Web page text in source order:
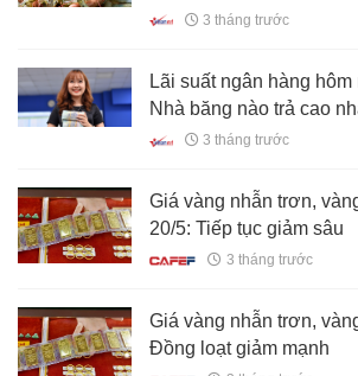
3 tháng trước
Lãi suất ngân hàng
Nhà băng nào trả cao
3 tháng trước
Giá vàng nhẫn trơn,
20/5: Tiếp tục giảm sâu
3 tháng trước
Giá vàng nhẫn trơn,
Đồng loạt giảm mạnh